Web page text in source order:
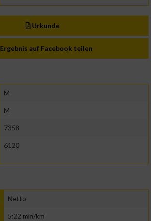
Urkunde
Ergebnis auf Facebook teilen
M
M
7358
6120
Netto
5:22 min/km